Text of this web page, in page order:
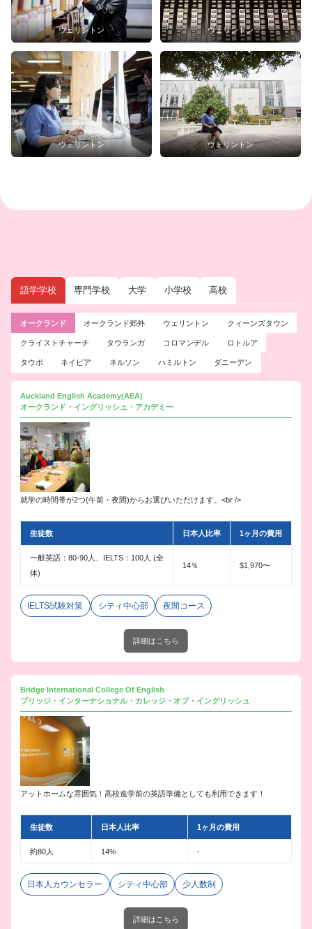
ウェリントン ウェリントン
ウェリントン ウェリントン
語学学校 専門学校 大学 小学校 高校
オークランド オークランド郊外 ウェリントン クィーンズタウン
クライストチャーチ タウランガ コロマンデル ロトルア
タウポ ネイピア ネルソン ハミルトン ダニーデン
Auckland English Academy(AEA)
オークランド・イングリッシュ・アカデミー
就学の時間帯が2つ(午前・夜間)からお選びいただけます。<br />
生徒数 日本人比率 1ヶ月の費用
一般英語：80-90人、IELTS：100人 (全
体)
14％ $1,970〜
IELTS試験対策 シティ中心部 夜間コース
詳細はこちら
Bridge International College Of English
ブリッジ・インターナショナル・カレッジ・オブ・イングリッシュ
アットホームな雰囲気！高校進学前の英語準備としても利用できます！
生徒数 日本人比率 1ヶ月の費用
約80人 14% -
日本人カウンセラー シティ中心部 少人数制
詳細はこちら